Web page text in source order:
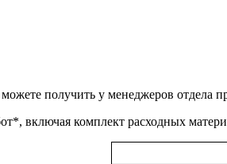
получить у менеджеров отдела
включая комплект расходных